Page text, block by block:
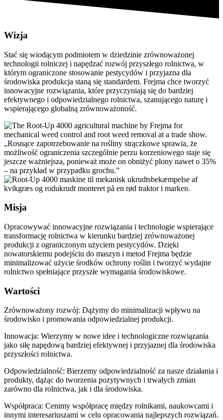
Wizja
Stać się wiodącym podmiotem w dziedzinie zrównoważonej
technologii rolniczej i napędzać rozwój przyszłego rolnictwa, w
którym ograniczone stosowanie pestycydów i przyjazna dla
środowiska produkcja staną się standardem. Frejma chce tworzyć
innowacyjne rozwiązania, które przyczyniają się do bardziej
efektywnego i odpowiedzialnego rolnictwa, szanującego naturę i
wspierającego globalną zrównoważoność.
„Rosnące zapotrzebowanie na rośliny strączkowe sprawia, że
możliwość ograniczenia szczególnie perzu korzeniowego staje się
jeszcze ważniejsza, ponieważ może on obniżyć plony nawet o 35%
– na przykład w przypadku grochu.”
Misja
Opracowywać innowacyjne rozwiązania i technologie wspierające
transformację rolnictwa w kierunku bardziej zrównoważonej
produkcji z ograniczonym użyciem pestycydów. Dzięki
nowatorskiemu podejściu do maszyn i metod Frejma będzie
minimalizować użycie środków ochrony roślin i tworzyć wydajne
rolnictwo spełniające przyszłe wymagania środowiskowe.
Wartości
Zrównoważony rozwój: Dążymy do minimalizacji wpływu na
środowisko i promowania odpowiedzialnej produkcji.
Innowacja: Wierzymy w nowe idee i technologiczne rozwiązania
jako siłę napędową bardziej efektywnej i przyjaznej dla środowiska
przyszłości rolnictwa.
Odpowiedzialność: Bierzemy odpowiedzialność za nasze działania i
produkty, dążąc do tworzenia pozytywnych i trwałych zmian
zarówno dla rolnictwa, jak i dla środowiska.
Współpraca: Cenimy współpracę między rolnikami, naukowcami i
innymi interesariuszami w celu opracowania najlepszych rozwiązań.